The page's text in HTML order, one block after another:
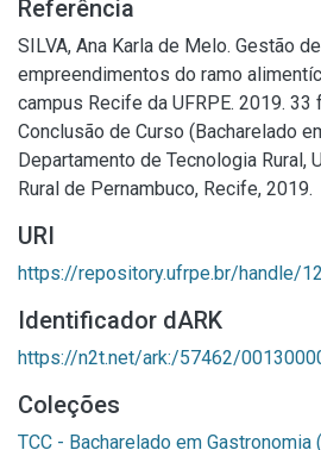
Referência
SILVA, Ana Karla de Melo. Gestão
empreendimentos do ramo
campus Recife da UFRPE. 2019. 33
Conclusão de Curso (Bacharelado
Departamento de Tecnologia Rural,
Rural de Pernambuco, Recife, 2019.
URI
https://repository.ufrpe.br/handle/
Identificador dARK
https://n2t.net/ark:/57462/
Coleções
TCC - Bacharelado em Gastronomia